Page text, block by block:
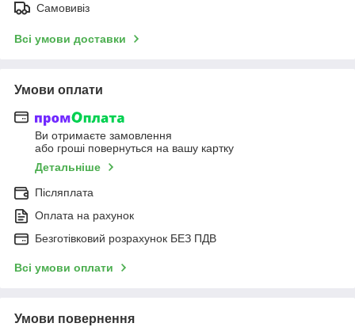
Самовивіз
Всі умови доставки
Умови оплати
Ви отримаєте замовлення
або гроші повернуться на вашу картку
Детальніше
Післяплата
Оплата на рахунок
Безготівковий розрахунок БЕЗ ПДВ
Всі умови оплати
Умови повернення